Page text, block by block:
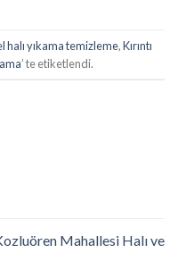
halı yıkama temizleme,Kırıntı
’ te etiketlendi.
Mahallesi Halı ve